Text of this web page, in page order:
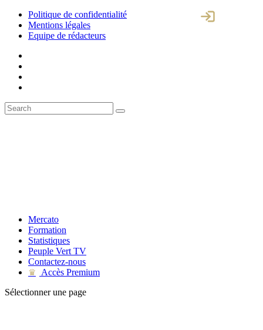
Politique de confidentialité
Mentions légales
Equipe de rédacteurs
Mercato
Formation
Statistiques
Peuple Vert TV
Contactez-nous
♛
Accès Premium
Sélectionner une page